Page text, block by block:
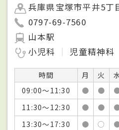
兵庫県宝塚市平井5
0797-69-7560
山本駅
小児科
児童精神科
時間 月 火
09:00～11:30
● ●
11:30～12:30
● ●
13:30～17:30
● ○